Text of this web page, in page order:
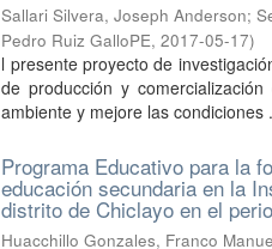
Sallari Silvera, Joseph Anderson;
Pedro Ruiz GalloPE,2017-05-17)
l presente proyecto de
de producción y
ambiente y mejore las condiciones
Programa Educativo para la
educación secundaria en la
distrito de Chiclayo en el
Huacchillo Gonzales, Franco